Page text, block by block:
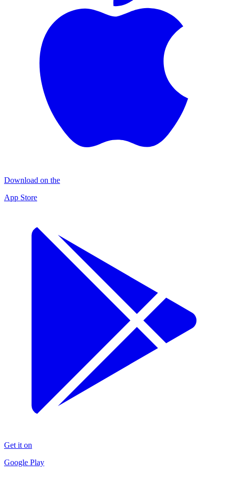
Download on the
App Store
Get it on
Google Play